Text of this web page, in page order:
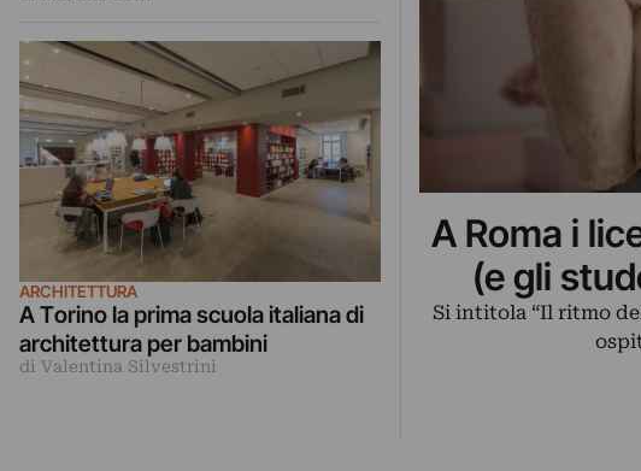
A Roma i
(e gli
Si intitola “Il ritmo
ARCHITETTURA
A Torino la prima scuola italiana di
architettura per bambini
di Valentina Silvestrini